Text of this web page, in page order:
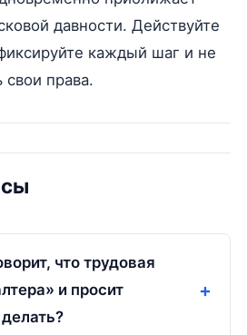
давности. Действуйте
каждый шаг и не
свои права.
что трудовая
и просит